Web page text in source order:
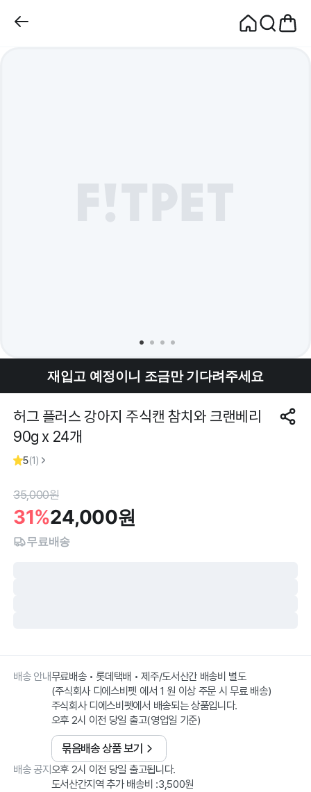
재입고 예정이니 조금만 기다려주세요
허그 플러스 강아지 주식캔 참치와 크랜베리
90g x 24개
5(1)
35,000원
31%24,000원
무료배송
배송 안내무료배송 • 롯데택배 • 제주/도서산간 배송비 별도
(주식회사 디에스비펫 에서 1 원 이상 주문 시 무료 배송)
주식회사 디에스비펫에서 배송되는 상품입니다.
오후 2시 이전 당일 출고(영업일 기준)
묶음배송 상품 보기
배송 공지 오후 2시 이전 당일 출고됩니다.
도서산간지역 추가 배송비 :3,500원